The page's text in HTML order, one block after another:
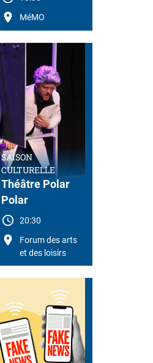
MéMO
SAISON
CULTURELLE
Théâtre Polar
Polar
20:30
Forum des arts
et des loisirs